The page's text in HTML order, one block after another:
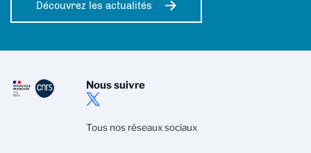
Découvrez les actualités
Nous suivre
Tous nos réseaux sociaux